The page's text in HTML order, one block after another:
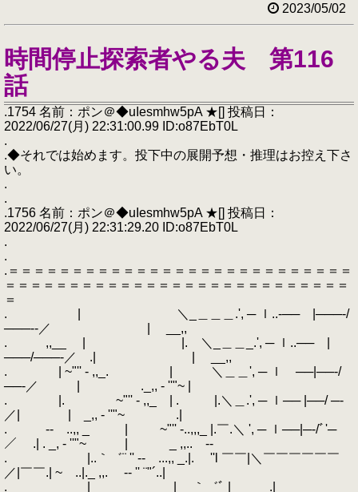
2023/05/02
時間停止探索者やる夫 第116
話
.1754 名前：ポン＠◆uIesmhw5pA ★[] 投稿日：
2022/06/27(月) 22:31:00.99 ID:o87EbT0L
.
.◆それでは始めます。投下中の展開予想・推理はお控え下さ
い。
.
.
.1756 名前：ポン＠◆uIesmhw5pA ★[] 投稿日：
2022/06/27(月) 22:31:29.20 ID:o87EbT0L
.
.
.＝＝＝＝＝＝＝＝＝＝＝＝＝＝＝＝＝＝＝＝＝＝＝＝＝＝＝
＝＝＝＝＝＝＝＝＝＝＝＝＝＝＝＝＝＝＝＝＝＝＝＝＝＝＝
＝
. | ＼_＿＿＿.', ─ ｌ..‐── |───‐/
───‐‐／ | __,,
. ,,__ | |. ＼_＿＿_.', ─ ｌ..── |
───/───‐／ .| | __,,
. | ~"'' - ,,_. | ＼＿＿', ─ ｌ ──|──‐/
──‐／ | ._,, - ''"~ |
. |. ~"'' - ,,_ | . |.＼＿.', ─ ｌ── |──/ ─‐
／| | _,, - ''"~ .|
. ‐- ..,, _ | ~"'' -..,,,_ |.￣.＼ ', ─ ｌ──|─‐/ﾞ'─
／ .| . _, - ''"~ | _ ,,.. -‐
. |..｀゛¨ '' ‐- ...,, _.|. ''l ￣￣|＼￣￣￣￣￣￣
／|￣￣.| ~ ..|._ ,,. -‐ '' ¨"´..|
. | | ｀゛ﾞ | .|